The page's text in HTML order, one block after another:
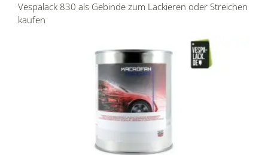
Vespalack 830 als Gebinde zum Lackieren oder Streichen
kaufen